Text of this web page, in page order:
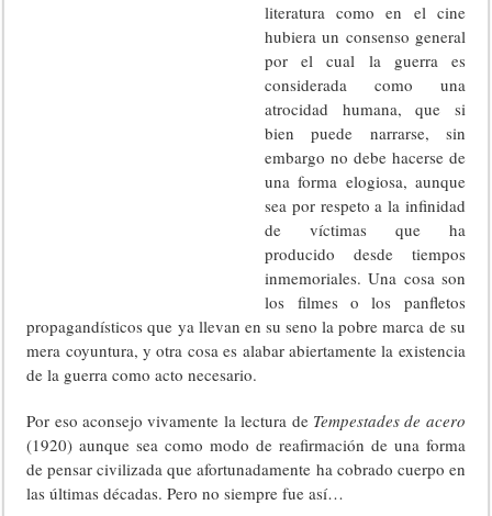
literatura como en el cine
hubiera un consenso general
por el cual la guerra es
considerada como una
atrocidad humana, que si
bien puede narrarse, sin
embargo no debe hacerse de
una forma elogiosa, aunque
sea por respeto a la infinidad
de víctimas que ha
producido desde tiempos
inmemoriales. Una cosa son
los filmes o los panfletos
propagandísticos que ya llevan en su seno la pobre marca de su
mera coyuntura, y otra cosa es alabar abiertamente la existencia
de la guerra como acto necesario.
Por eso aconsejo vivamente la lectura de Tempestades de acero
(1920) aunque sea como modo de reafirmación de una forma
de pensar civilizada que afortunadamente ha cobrado cuerpo en
las últimas décadas. Pero no siempre fue así…